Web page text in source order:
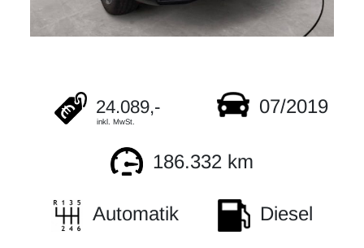
24.089,-
inkl. MwSt.
07/2019
186.332 km
Automatik Diesel